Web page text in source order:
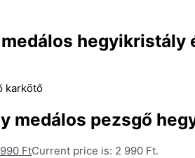
hegyikristály
medálos pezsgő
FtCurrent price is: 2 990 Ft.